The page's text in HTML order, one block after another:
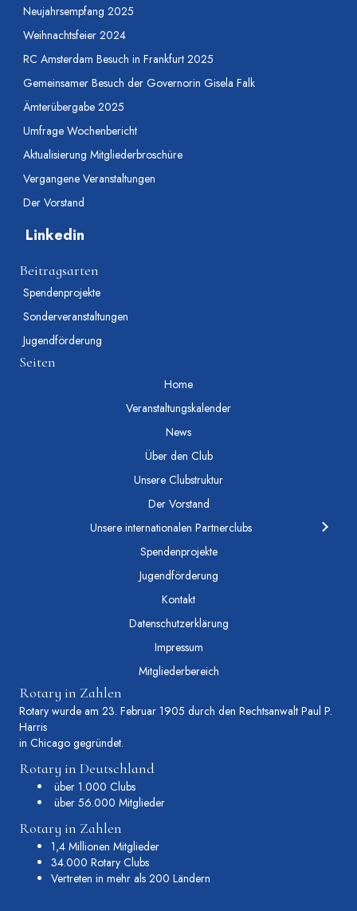
Neujahrsempfang 2025
Weihnachtsfeier 2024
RC Amsterdam Besuch in Frankfurt 2025
Gemeinsamer Besuch der Governorin Gisela Falk
Ämterübergabe 2025
Umfrage Wochenbericht
Aktualisierung Mitgliederbroschüre
Vergangene Veranstaltungen
Der Vorstand
Linkedin
Beitragsarten
Spendenprojekte
Sonderveranstaltungen
Jugendförderung
Seiten
Home
Veranstaltungskalender
News
Über den Club
Unsere Clubstruktur
Der Vorstand
Unsere internationalen Partnerclubs
Spendenprojekte
Jugendförderung
Kontakt
Datenschutzerklärung
Impressum
Mitgliederbereich
Rotary in Zahlen
Rotary wurde am 23. Februar 1905 durch den Rechtsanwalt Paul P.
Harris
in Chicago gegründet.
Rotary in Deutschland
über 1.000 Clubs
über 56.000 Mitglieder
Rotary in Zahlen
1,4 Millionen Mitglieder
34.000 Rotary Clubs
Vertreten in mehr als 200 Ländern